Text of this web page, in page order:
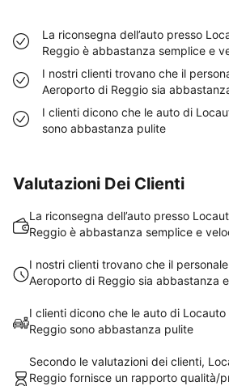
La riconsegna dell’auto presso
Reggio è abbastanza semplice e
I nostri clienti trovano che il
Aeroporto di Reggio sia
I clienti dicono che le auto di
sono abbastanza pulite
Valutazioni Dei Clienti
La riconsegna dell’auto presso
Reggio è abbastanza semplice e
I nostri clienti trovano che il
Aeroporto di Reggio sia abbastanza
I clienti dicono che le auto di
Reggio sono abbastanza pulite
Secondo le valutazioni dei clienti,
Reggio fornisce un rapporto qualità/